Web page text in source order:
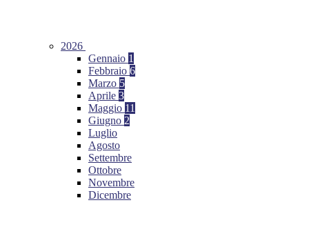
2026
Gennaio 1
Febbraio 6
Marzo 5
Aprile 3
Maggio 11
Giugno 2
Luglio
Agosto
Settembre
Ottobre
Novembre
Dicembre